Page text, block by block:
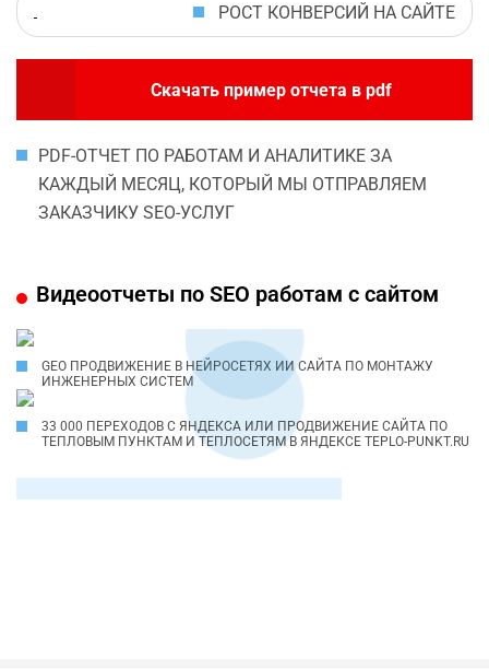
РОСТ КОНВЕРСИЙ НА САЙТЕ
Скачать пример отчета в pdf
PDF-ОТЧЕТ ПО РАБОТАМ И АНАЛИТИКЕ ЗА
КАЖДЫЙ МЕСЯЦ, КОТОРЫЙ МЫ ОТПРАВЛЯЕМ
ЗАКАЗЧИКУ SEO-УСЛУГ
Видеоотчеты по SEO работам с сайтом
GEO ПРОДВИЖЕНИЕ В НЕЙРОСЕТЯХ ИИ САЙТА ПО МОНТАЖУ
ИНЖЕНЕРНЫХ СИСТЕМ
33 000 ПЕРЕХОДОВ С ЯНДЕКСА ИЛИ ПРОДВИЖЕНИЕ САЙТА ПО
ТЕПЛОВЫМ ПУНКТАМ И ТЕПЛОСЕТЯМ В ЯНДЕКСЕ TEPLO-PUNKT.RU